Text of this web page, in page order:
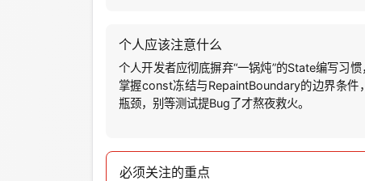
个人应该注意什么
个人开发者应彻底摒弃“一锅炖”的State编写习
掌握const冻结与RepaintBoundary的边界条件
瓶颈，别等测试提Bug了才熬夜救火。
必须关注的重点